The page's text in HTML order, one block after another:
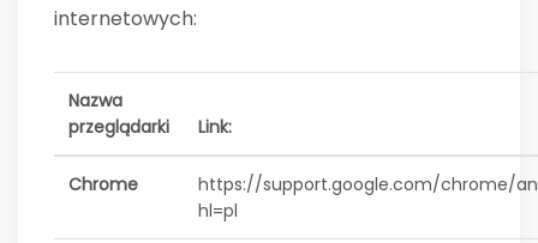
internetowych:
Nazwa
przeglądarki
Link:
Chrome
https://support.google.com/chrome/
hl=pl